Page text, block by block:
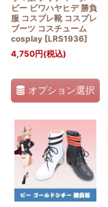
ビー ビワハヤヒデ 勝負
服 コスプレ靴 コスプレ
ブーツ コスチューム
cosplay [LRS1936]
4,750円(税込)
オプション選択